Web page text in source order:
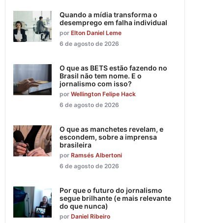
Quando a mídia transforma o
desemprego em falha individual
por Elton Daniel Leme
6 de agosto de 2026
O que as BETS estão fazendo no
Brasil não tem nome. E o
jornalismo com isso?
por Wellington Felipe Hack
6 de agosto de 2026
O que as manchetes revelam, e
escondem, sobre a imprensa
brasileira
por Ramsés Albertoni
6 de agosto de 2026
Por que o futuro do jornalismo
segue brilhante (e mais relevante
do que nunca)
por Daniel Ribeiro